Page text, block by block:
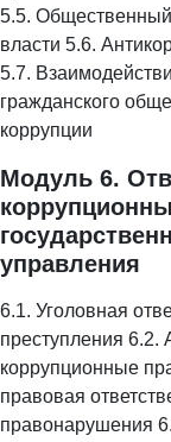
5.5. Общественный
власти 5.6.
5.7.
гражданского
коррупции
Модуль 6.
управления
6.1. Уголовная
преступления 6.2.
коррупционные
правовая
правонарушения